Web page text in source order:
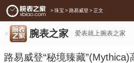
> 珠宝 > 路易威登 > 正文
腕表之家 爱表就上腕表之家
路易威登“秘境臻藏